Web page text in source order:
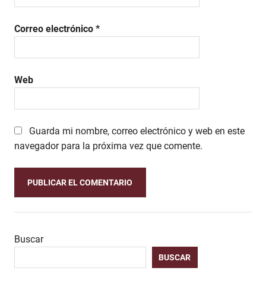
Correo electrónico *
Web
Guarda mi nombre, correo electrónico y web en este
navegador para la próxima vez que comente.
Buscar
BUSCAR